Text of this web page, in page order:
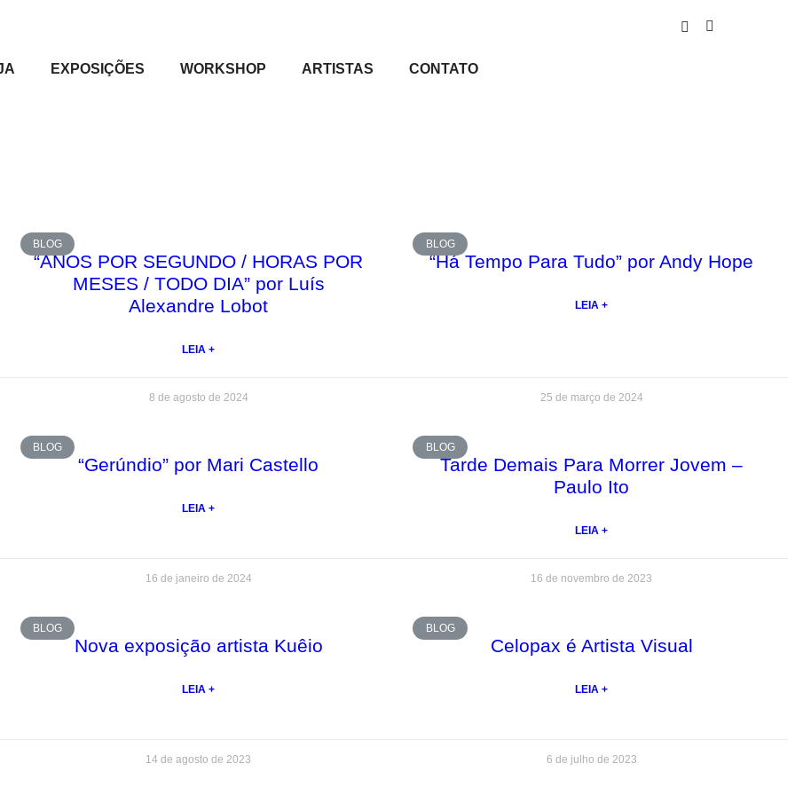
EXPOSIÇÕES WORKSHOP ARTISTAS CONTATO
BLOG
“ANOS POR SEGUNDO / HORAS POR
MESES / TODO DIA” por Luís
Alexandre Lobot
LEIA +
8 de agosto de 2024
BLOG
“Há Tempo Para Tudo” por Andy Hope
LEIA +
25 de março de 2024
BLOG
“Gerúndio” por Mari Castello
LEIA +
16 de janeiro de 2024
BLOG
Tarde Demais Para Morrer Jovem –
Paulo Ito
LEIA +
16 de novembro de 2023
BLOG
Nova exposição artista Kuêio
LEIA +
14 de agosto de 2023
BLOG
Celopax é Artista Visual
LEIA +
6 de julho de 2023